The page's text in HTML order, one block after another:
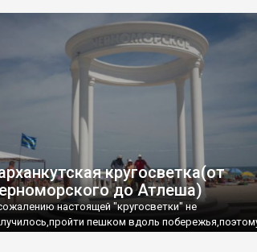
кругосветка(от
до Атлеша)
настоящей "кругосветки" не
пешком вдоль